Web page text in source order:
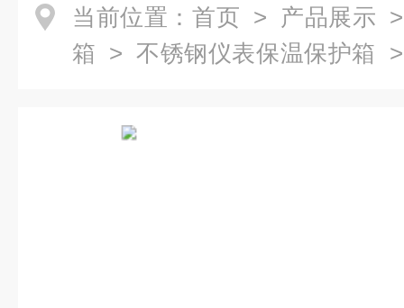
当前位置： 首页 > 产品展示
箱 > 不锈钢仪表保温保护箱